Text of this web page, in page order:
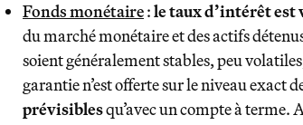
Fonds monétaire:le taux d’intérêt est
du marché monétaire et des actifs
soient généralement stables, peu
garantie n’est offerte sur le niveau exact
prévisiblesqu’avec un compte à terme.